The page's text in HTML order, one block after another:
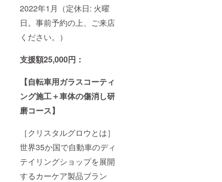
2022年1月（定休日: 火曜
日。事前予約の上、ご来店
ください。）
支援額25,000円：
【自転車用ガラスコーティ
ング施工＋車体の傷消し研
磨コース】
［クリスタルグロウとは］
世界35か国で自動車のディ
テイリングショップを展開
するカーケア製品ブラン